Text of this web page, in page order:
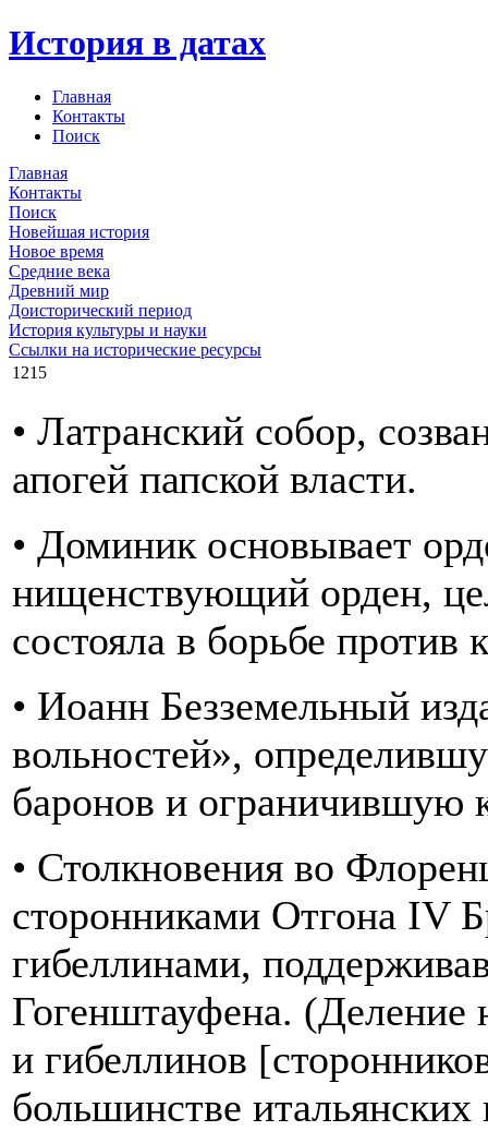
История в датах
Главная
Контакты
Поиск
Главная
Контакты
Поиск
Новейшая история
Новое время
Средние века
Древний мир
Доисторический период
История культуры и науки
Ссылки на исторические ресурсы
1215
• Латранский собор,
апогей папской власти.
• Доминик основывает
нищенствующий орден,
состояла в борьбе против
• Иоанн Безземельный
вольностей»,
баронов и ограничившую
• Столкновения во
сторонниками Отгона IV
гибеллинами,
Гогенштауфена. (Деление
и гибеллинов
большинстве итальянских